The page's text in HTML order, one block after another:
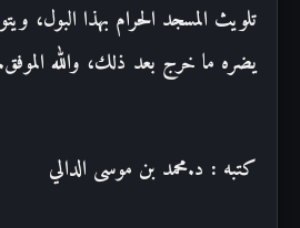
تلويث المسجد الحرام بهذا البول،
يضره ما خرج بعد ذلك، والله الموفق.
كتبه : د.محمد بن موسى الدالي